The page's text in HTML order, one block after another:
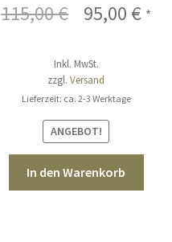
115,00€
war:
115,00 €
95,00 € *
Inkl. MwSt.
zzgl.Versand
Lieferzeit: ca. 2-3 Werktage
ANGEBOT!
In den Warenkorb